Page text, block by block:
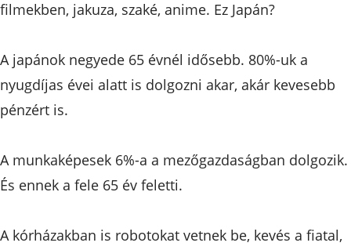
filmekben, jakuza, szaké, anime. Ez Japán?
A japánok negyede 65 évnél idősebb. 80%-uk a
nyugdíjas évei alatt is dolgozni akar, akár kevesebb
pénzért is.
A munkaképesek 6%-a a mezőgazdaságban dolgozik.
És ennek a fele 65 év feletti.
A kórházakban is robotokat vetnek be, kevés a fiatal,